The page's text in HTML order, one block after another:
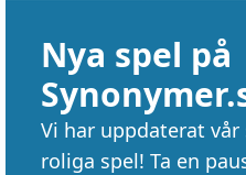
Nya spel på
Vi har uppdaterat vår
roliga spel! Ta en